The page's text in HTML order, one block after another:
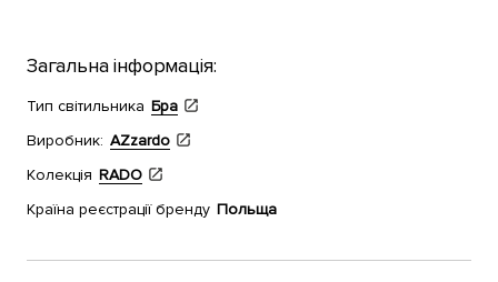
Загальна інформація:
Тип світильника Бра
Виробник: AZzardo
Колекція RADO
Країна реєстрації бренду Польща